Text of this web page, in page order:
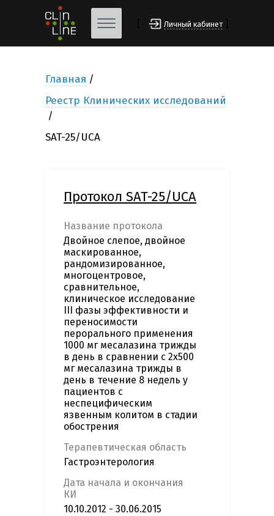
Личный кабинет
Главная
Реестр Клинических исследований
SAT-25/UCA
Протокол SAT-25/UCA
Название протокола
Двойное слепое, двойное
маскированное,
рандомизированное,
многоцентровое,
сравнительное,
клиническое исследование
III фазы эффективности и
переносимости
перорального применения
1000 мг месалазина трижды
в день в сравнении с 2х500
мг месалазина трижды в
день в течение 8 недель у
пациентов с
неспецифическим
язвенным колитом в стадии
обострения
Терапевтическая область
Гастроэнтерология
Дата начала и окончания
КИ
10.10.2012 - 30.06.2015